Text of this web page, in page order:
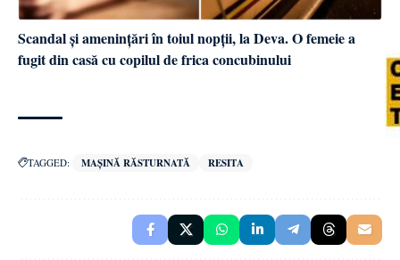
Scandal și amenințări în toiul nopții, la Deva. O femeie a
fugit din casă cu copilul de frica concubinului
TAGGED: MAȘINĂ RĂSTURNATĂ RESITA